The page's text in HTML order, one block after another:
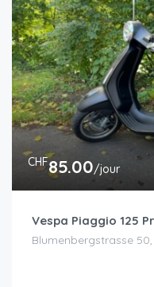
CHF85.00/jour
Vespa Piaggio 125
Blumenbergstrasse